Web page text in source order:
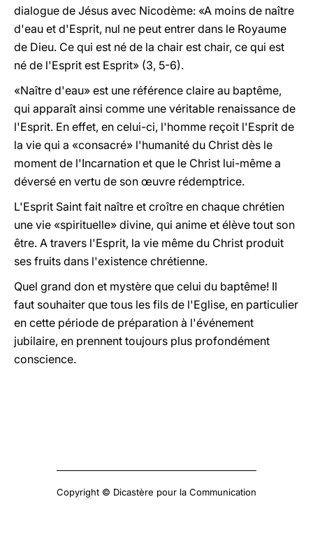
dialogue de Jésus avec Nicodème: «A moins de naître
d'eau et d'Esprit, nul ne peut entrer dans le Royaume
de Dieu. Ce qui est né de la chair est chair, ce qui est
né de l'Esprit est Esprit» (3, 5-6).
«Naître d'eau» est une référence claire au baptême,
qui apparaît ainsi comme une véritable renaissance de
l'Esprit. En effet, en celui-ci, l'homme reçoit l'Esprit de
la vie qui a «consacré» l'humanité du Christ dès le
moment de l'Incarnation et que le Christ lui-même a
déversé en vertu de son œuvre rédemptrice.
L'Esprit Saint fait naître et croître en chaque chrétien
une vie «spirituelle» divine, qui anime et élève tout son
être. A travers l'Esprit, la vie même du Christ produit
ses fruits dans l'existence chrétienne.
Quel grand don et mystère que celui du baptême! Il
faut souhaiter que tous les fils de l'Eglise, en particulier
en cette période de préparation à l'événement
jubilaire, en prennent toujours plus profondément
conscience.
Copyright © Dicastère pour la Communication